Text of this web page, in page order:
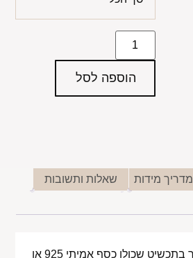
הוספה לסל
מדריך מידות
שאלות ותשובות
במידה ומדובר בתכשיט שכולו כסף אמיתי 925 או